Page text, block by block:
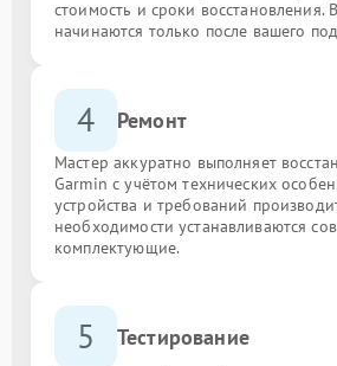
стоимость и сроки восстановления.
начинаются только после вашего
4 Ремонт
Мастер аккуратно выполняет
Garmin с учётом технических
устройства и требований
необходимости устанавливаются
комплектующие.
5 Тестирование